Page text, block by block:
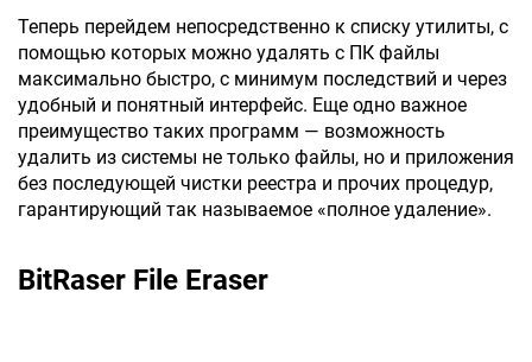
Теперь перейдем непосредственно к списку утилиты, с
помощью которых можно удалять с ПК файлы
максимально быстро, с минимум последствий и через
удобный и понятный интерфейс. Еще одно важное
преимущество таких программ — возможность
удалить из системы не только файлы, но и приложения
без последующей чистки реестра и прочих процедур,
гарантирующий так называемое «полное удаление».
BitRaser File Eraser